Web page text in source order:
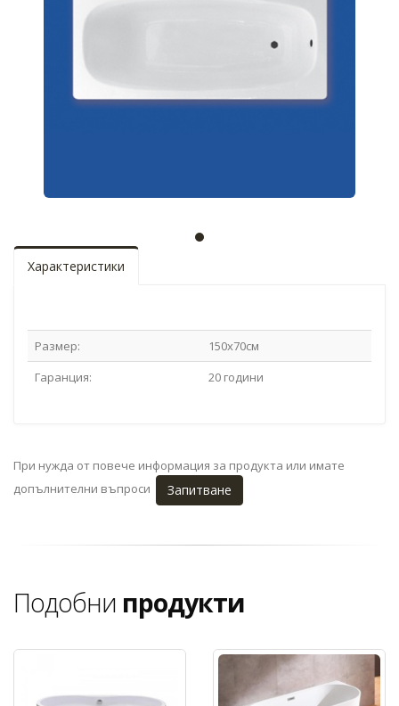
Характеристики
Размер:
150x70см
Гаранция:
20 години
При нужда от повече информация за продукта или имате
допълнителни въпроси
Запитване
Подобни продукти